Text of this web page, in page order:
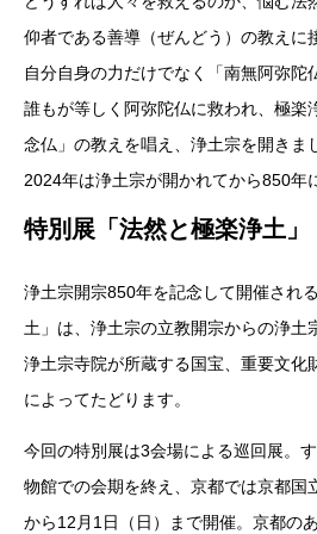
仰者である善導（ぜんどう）の教えに
自分自身の力だけでなく「南無阿弥陀
誰もが等しく阿弥陀仏に救われ、極楽
念仏」の教えを唱え、浄土宗を開きま
2024年は浄土宗が開かれてから850年
特別展「法然と極楽浄土」
浄土宗開宗850年を記念して開催され
土」は、浄土宗の立教開宗からの浄土
浄土宗寺院が所蔵する国宝、重要文化
によってたどります。
今回の特別展は3会場による巡回展。
物館での会期を終え、京都では京都国
から12月1日（日）まで開催。京都の